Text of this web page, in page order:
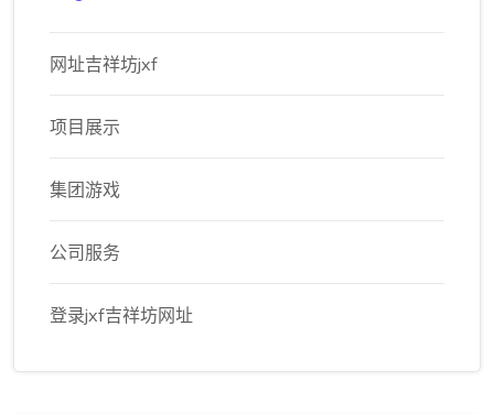
网址吉祥坊jxf
项目展示
集团游戏
公司服务
登录jxf吉祥坊网址